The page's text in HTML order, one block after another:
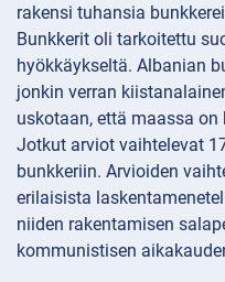
rakensi tuhansia
Bunkkerit oli tarkoitettu
hyökkäykseltä. Albanian
jonkin verran
uskotaan, että maassa
Jotkut arviot vaihtelevat
bunkkeriin. Arvioiden
erilaisista
niiden rakentamisen
kommunistisen